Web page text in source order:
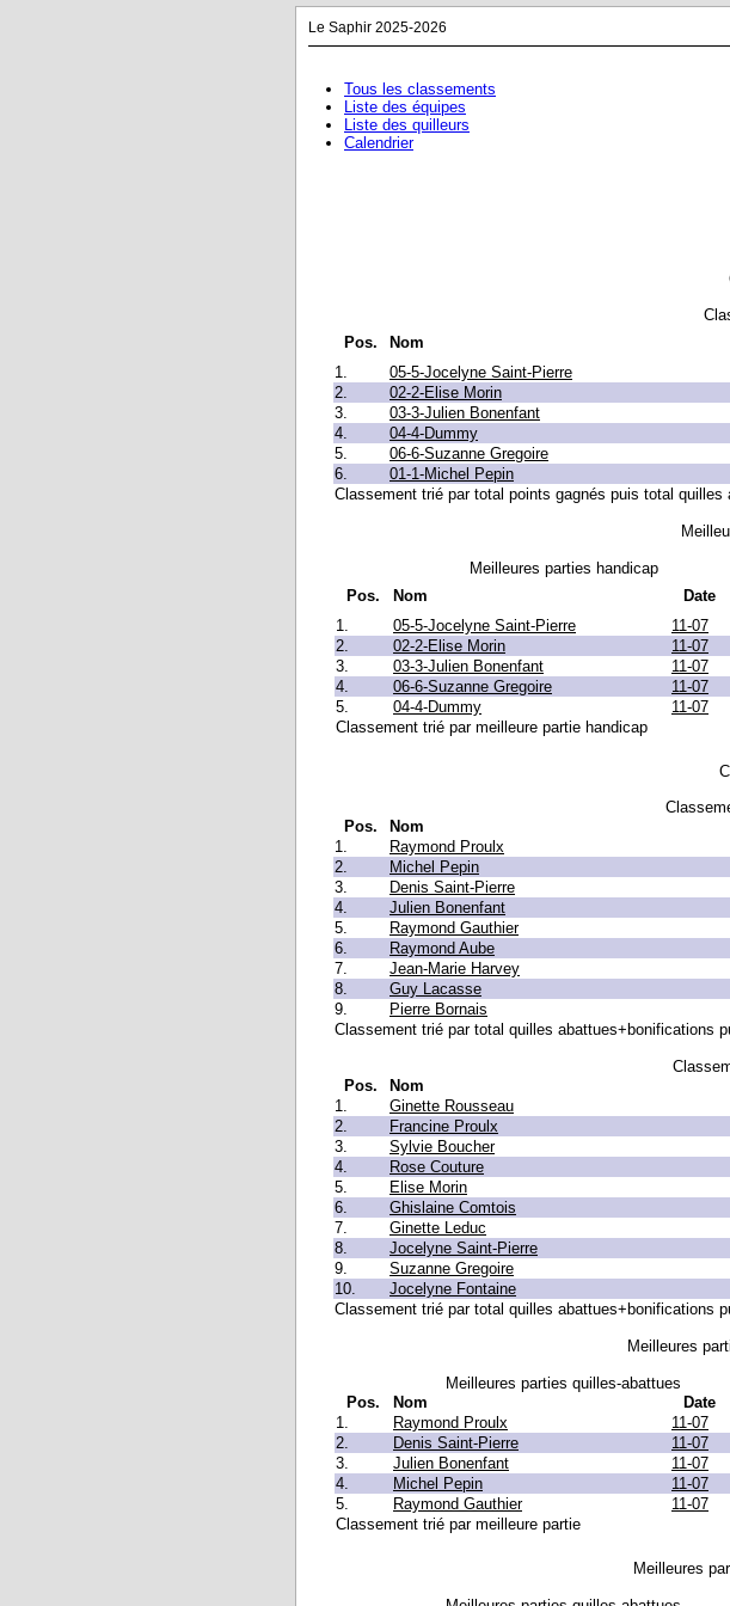
Le Saphir 2025-2026
Tous les classements
Liste des équipes
Liste des quilleurs
Calendrier
Pos.
Nom
1.
05-5-Jocelyne Saint-Pierre
2.
02-2-Elise Morin
3.
03-3-Julien Bonenfant
4.
04-4-Dummy
5.
06-6-Suzanne Gregoire
6.
01-1-Michel Pepin
Classement trié par total points gagnés puis total
Meilleures parties handicap
Pos.
Nom Date
1.
05-5-Jocelyne Saint-Pierre 11-07
2.
02-2-Elise Morin 11-07
3.
03-3-Julien Bonenfant 11-07
4.
06-6-Suzanne Gregoire 11-07
5.
04-4-Dummy 11-07
Classement trié par meilleure partie handicap
Pos.
Nom
1.
Raymond Proulx
2.
Michel Pepin
3.
Denis Saint-Pierre
4.
Julien Bonenfant
5.
Raymond Gauthier
6.
Raymond Aube
7.
Jean-Marie Harvey
8.
Guy Lacasse
9.
Pierre Bornais
Classement trié par total quilles abattues+bonifications
Pos.
Nom
1.
Ginette Rousseau
2.
Francine Proulx
3.
Sylvie Boucher
4.
Rose Couture
5.
Elise Morin
6.
Ghislaine Comtois
7.
Ginette Leduc
8.
Jocelyne Saint-Pierre
9.
Suzanne Gregoire
10.
Jocelyne Fontaine
Classement trié par total quilles abattues+bonifications
Meilleures
Meilleures parties quilles-abattues
Pos.
Nom Date
1.
Raymond Proulx 11-07
2.
Denis Saint-Pierre 11-07
3.
Julien Bonenfant 11-07
4.
Michel Pepin 11-07
5.
Raymond Gauthier 11-07
Classement trié par meilleure partie
Meilleures